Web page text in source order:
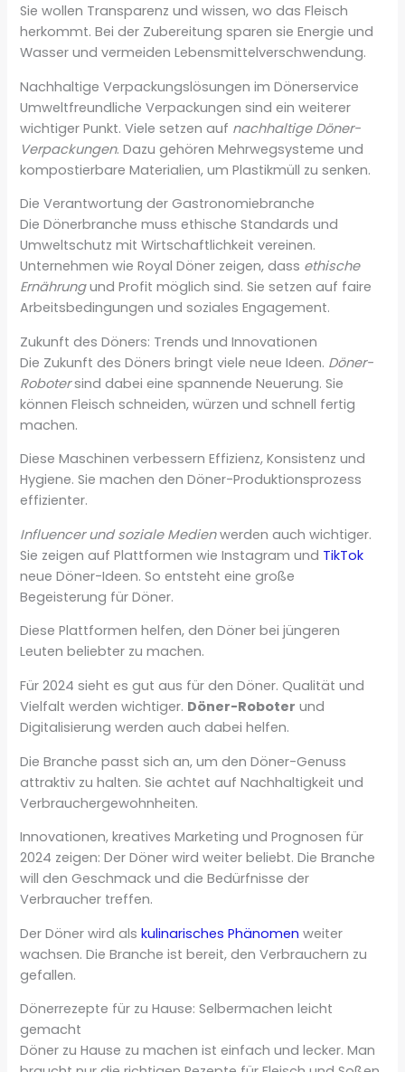
Sie wollen Transparenz und wissen, wo das Fleisch
herkommt. Bei der Zubereitung sparen sie Energie und
Wasser und vermeiden Lebensmittelverschwendung.
Nachhaltige Verpackungslösungen im Dönerservice
Umweltfreundliche Verpackungen sind ein weiterer
wichtiger Punkt. Viele setzen auf nachhaltige Döner-
Verpackungen. Dazu gehören Mehrwegsysteme und
kompostierbare Materialien, um Plastikmüll zu senken.
Die Verantwortung der Gastronomiebranche
Die Dönerbranche muss ethische Standards und
Umweltschutz mit Wirtschaftlichkeit vereinen.
Unternehmen wie Royal Döner zeigen, dass ethische
Ernährungund Profit möglich sind. Sie setzen auf faire
Arbeitsbedingungen und soziales Engagement.
Zukunft des Döners: Trends und Innovationen
Die Zukunft des Döners bringt viele neue Ideen. Döner-
Robotersind dabei eine spannende Neuerung. Sie
können Fleisch schneiden, würzen und schnell fertig
machen.
Diese Maschinen verbessern Effizienz, Konsistenz und
Hygiene. Sie machen den Döner-Produktionsprozess
effizienter.
Influencer und soziale Medienwerden auch wichtiger.
Sie zeigen auf Plattformen wie Instagram und TikTok
neue Döner-Ideen. So entsteht eine große
Begeisterung für Döner.
Diese Plattformen helfen, den Döner bei jüngeren
Leuten beliebter zu machen.
Für 2024 sieht es gut aus für den Döner. Qualität und
Vielfalt werden wichtiger. Döner-Roboter und
Digitalisierung werden auch dabei helfen.
Die Branche passt sich an, um den Döner-Genuss
attraktiv zu halten. Sie achtet auf Nachhaltigkeit und
Verbrauchergewohnheiten.
Innovationen, kreatives Marketing und Prognosen für
2024 zeigen: Der Döner wird weiter beliebt. Die Branche
will den Geschmack und die Bedürfnisse der
Verbraucher treffen.
Der Döner wird alskulinarisches Phänomen weiter
wachsen. Die Branche ist bereit, den Verbrauchern zu
gefallen.
Dönerrezepte für zu Hause: Selbermachen leicht
gemacht
Döner zu Hause zu machen ist einfach und lecker. Man